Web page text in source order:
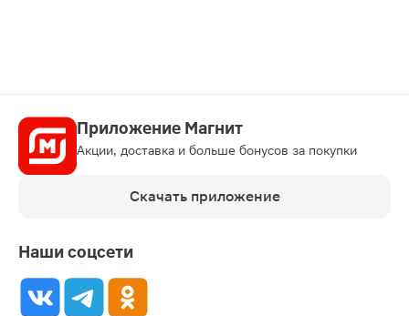
Приложение Магнит
Акции, доставка и больше бонусов за покупки
Скачать приложение
Наши соцсети